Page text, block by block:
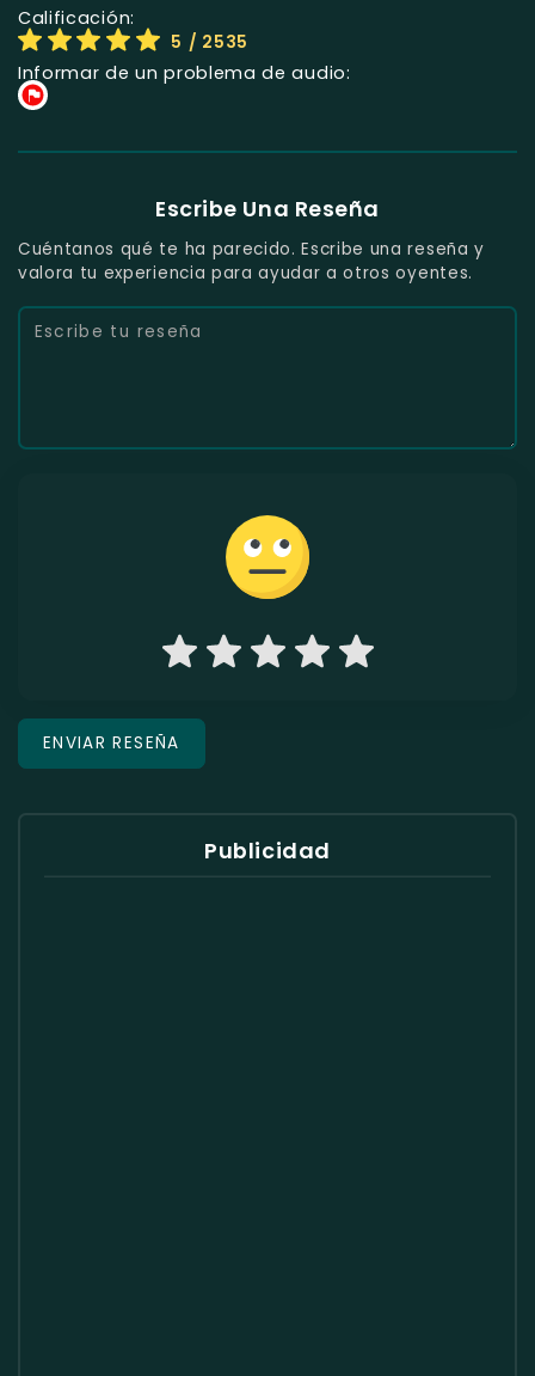
Calificación:
5 / 2535
Informar de un problema de audio:
Escribe Una Reseña
Cuéntanos qué te ha parecido. Escribe una reseña y
valora tu experiencia para ayudar a otros oyentes.
Publicidad